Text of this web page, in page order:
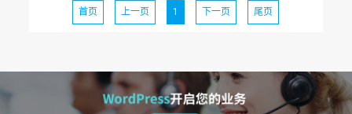
首页 上一页 1 下一页 尾页